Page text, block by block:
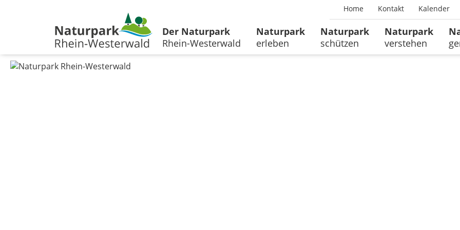
Home Kontakt Kalender
Der Naturpark
Rhein-Westerwald
Naturpark
erleben
Naturpark
schützen
Naturpark
verstehen